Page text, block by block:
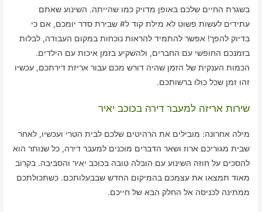
בשגרת החיים שלכם באופן מדויק כמו שהייתה. השינוע שאתם
עתידים לעשות פשוט לא מילת קוד ל# שבירת סדר יומכם, אם כי
בדיוק להפך! אפשר להתמיד להראות נוכחות במקום העבודה, לבלות
בזמנכם החופשי עם החברים, ולהשקיע בזמן איכות עם הילדים.
הכמות הענקית של הזמן שהיה דורש מכם עבור אריזת דירתכם, עכשיו
זהו זמן שכל כולו ברשותכם.
שירות אריזה למעבר דירה בכוכב יאיר
מילה אחרונה: מובילים את הרהיטים שלכם לבית הטרי ועכשיו, לאחר
שבית מגוריכם ארוז ושאר הדברים מוכנים למעבר דירה, כל שנותר הוא
להסכים על חוזה השינוע עם הובלה טובה בכוכב יאיר והסביבה. בקרוב
מאוד תמצאו את עצמכם בהמיקום החדש שבבעלותכם. כשתכולתכם
ממתינה לכניסה אל החלק הבא של חייכם.